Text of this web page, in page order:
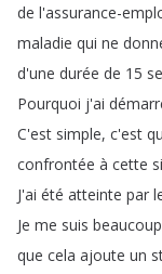
de l'assurance-
maladie qui ne
d'une durée de 15
Pourquoi j'ai
C'est simple, c'est
confrontée à cette
J'ai été atteinte par
Je me suis beaucoup
que cela ajoute un